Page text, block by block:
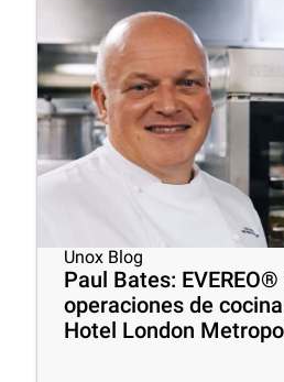
Unox Blog
Paul Bates:
operaciones de
Hotel London